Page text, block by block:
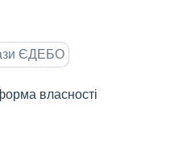
ЄДЕБО
власності